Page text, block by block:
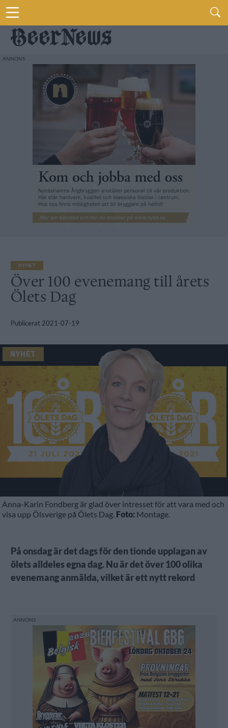
NYHET
Över 100 evenemang till årets
Ölets Dag
Publicerat 2021-07-19
NYHET
Anna-Karin Fondberg är glad över intresset för att vara med och
visa upp Ölsverige på Ölets Dag. Foto: Montage.
På onsdag är det dags för den tionde upplagan av
ölets alldeles egna dag. Nu är det över 100 olika
evenemang anmälda, vilket är ett nytt rekord